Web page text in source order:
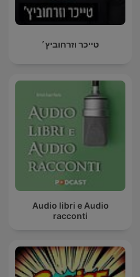
טייכר וזרחוביץ׳
Audio libri e Audio
racconti